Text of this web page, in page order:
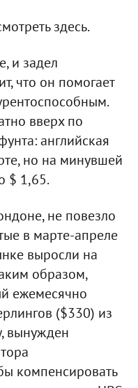
здесь.
и задел
что он помогает
вверх по
английская
но на минувшей
$ 1,65.
не повезло
в марте-апреле
выросли на
образом,
ежемесячно
($330) из
вынужден
компенсировать